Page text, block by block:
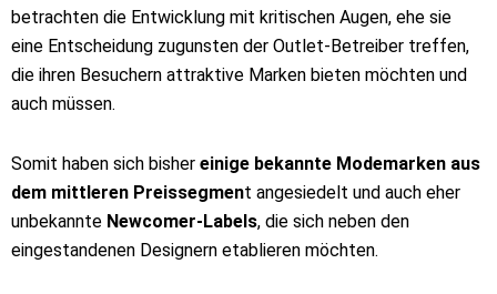
betrachten die Entwicklung mit kritischen Augen, ehe sie
eine Entscheidung zugunsten der Outlet-Betreiber treffen,
die ihren Besuchern attraktive Marken bieten möchten und
auch müssen.
Somit haben sich bisher einige bekannte Modemarken aus
dem mittleren Preissegment angesiedelt und auch eher
unbekannte Newcomer-Labels, die sich neben den
eingestandenen Designern etablieren möchten.